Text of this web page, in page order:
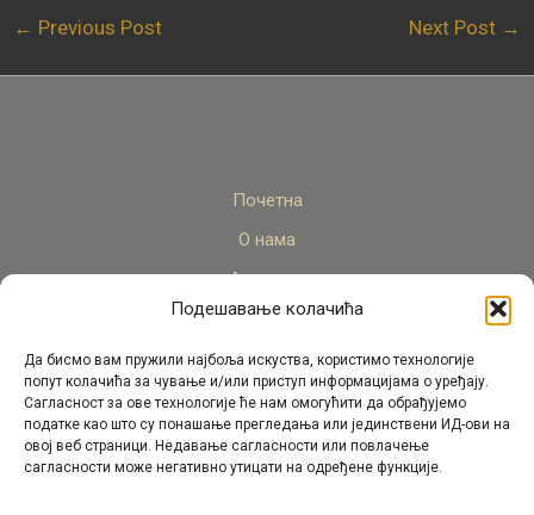
Подешавање колачића
Да бисмо вам пружили најбоља искуства, користимо технологије
попут колачића за чување и/или приступ информацијама о уређају.
Сагласност за ове технологије ће нам омогућити да обрађујемо
податке као што су понашање прегледања или јединствени ИД-ови на
овој веб страници. Недавање сагласности или повлачење
сагласности може негативно утицати на одређене функције.
← Previous Post Next Post →
Почетна
О нама
Актуелно
Стручни кадар
Пројекти
Архива
Контакт